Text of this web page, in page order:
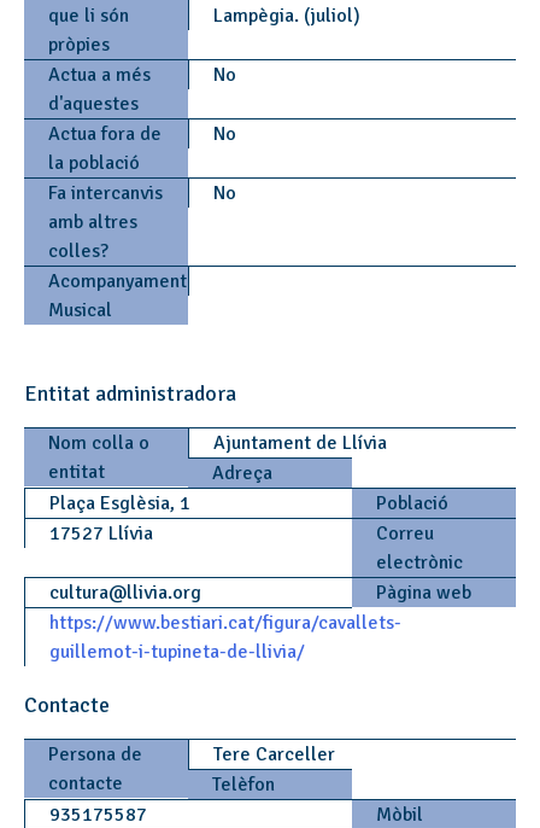
que li són
pròpies
Lampègia. (juliol)
Actua a més
d'aquestes
No
Actua fora de
la població
No
Fa intercanvis
amb altres
colles?
No
Acompanyament
Musical
Entitat administradora
Nom colla o
entitat
Ajuntament de Llívia
Adreça
Plaça Esglèsia, 1
Població
17527 Llívia
Correu
electrònic
cultura@llivia.org
Pàgina web
https://www.bestiari.cat/figura/cavallets-
guillemot-i-tupineta-de-llivia/
Contacte
Persona de
contacte
Tere Carceller
Telèfon
935175587
Mòbil